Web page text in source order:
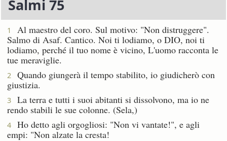
Salmi 75
1
Al maestro del coro. Sul motivo: "Non distruggere".
Salmo di Asaf. Cantico. Noi ti lodiamo, o DIO, noi ti
lodiamo, perché il tuo nome è vicino, L'uomo racconta le
tue meraviglie.
2
Quando giungerà il tempo stabilito, io giudicherò con
giustizia.
3
La terra e tutti i suoi abitanti si dissolvono, ma io ne
rendo stabili le sue colonne. (Sela,)
4
Ho detto agli orgogliosi: "Non vi vantate!", e agli
empi: "Non alzate la cresta!